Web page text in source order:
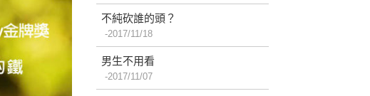
不純砍誰的頭？
2017/11/18
男生不用看
2017/11/07